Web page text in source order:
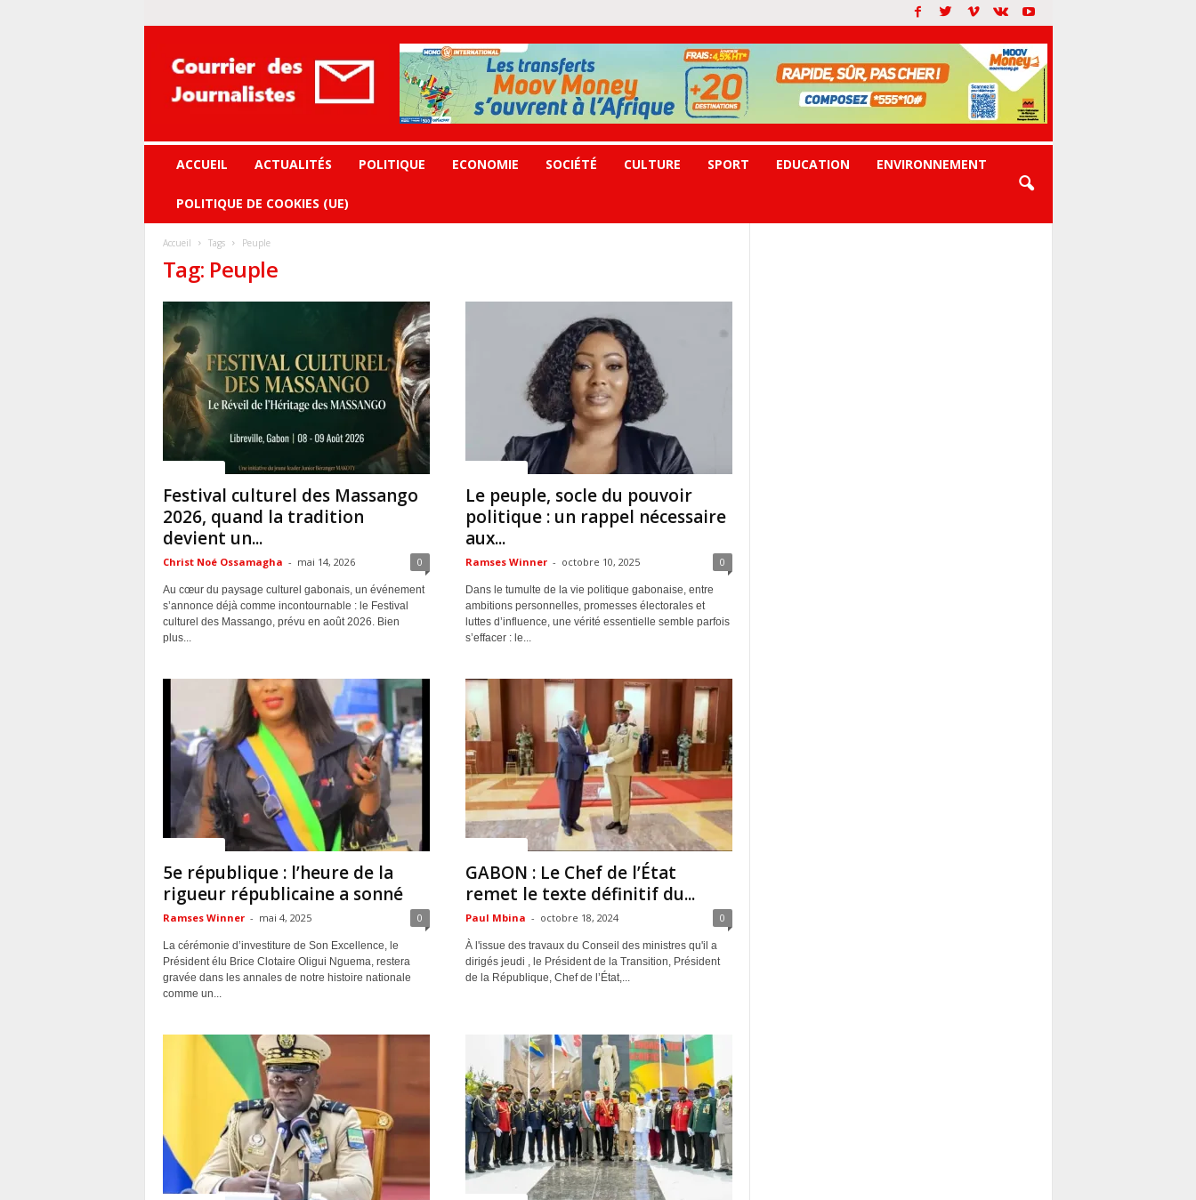
journalistes
ACCUEIL ACTUALITÉS POLITIQUE ECONOMIE SOCIÉTÉ CULTURE SPORT EDUCATION ENVIRONNEMENT
POLITIQUE DE COOKIES (UE)
Accueil Tags Peuple
Tag: Peuple
Festival culturel des Massango
2026, quand la tradition
devient un...
Christ Noé Ossamagha - mai 14, 2026 0
Au cœur du paysage culturel gabonais, un événement
s’annonce déjà comme incontournable : le Festival
culturel des Massango, prévu en août 2026. Bien
plus...
Le peuple, socle du pouvoir
politique : un rappel nécessaire
aux...
Ramses Winner - octobre 10, 2025 0
Dans le tumulte de la vie politique gabonaise, entre
ambitions personnelles, promesses électorales et
luttes d’influence, une vérité essentielle semble parfois
s’effacer : le...
5e république : l’heure de la
rigueur républicaine a sonné
Ramses Winner - mai 4, 2025 0
La cérémonie d’investiture de Son Excellence, le
Président élu Brice Clotaire Oligui Nguema, restera
gravée dans les annales de notre histoire nationale
comme un...
GABON : Le Chef de l’État
remet le texte définitif du...
Paul Mbina - octobre 18, 2024 0
À l'issue des travaux du Conseil des ministres qu'il a
dirigés jeudi , le Président de la Transition, Président
de la République, Chef de l’État,...